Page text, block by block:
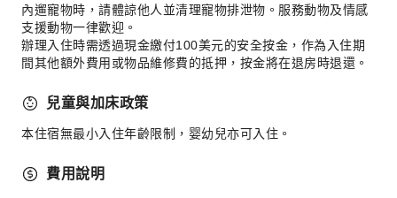
內遛寵物時，請體諒他人並清理寵物排泄物。服務動物及情感
支援動物一律歡迎。
辦理入住時需透過現金繳付100美元的安全按金，作為入住期
間其他額外費用或物品維修費的抵押，按金將在退房時退還。
兒童與加床政策
本住宿無最小入住年齡限制，婴幼兒亦可入住。
費用說明